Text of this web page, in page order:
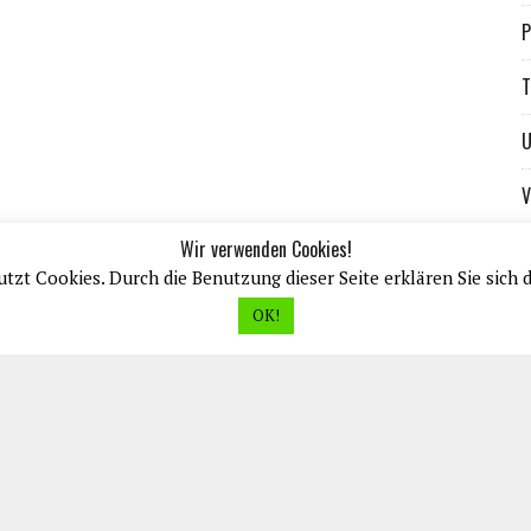
Wir verwenden Cookies!
Cookies. Durch die Benutzung dieser Seite erklären Sie sich
OK!